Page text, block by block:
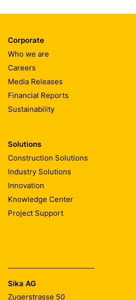
Corporate
Who we are
Careers
Media Releases
Financial Reports
Sustainability
Solutions
Construction Solutions
Industry Solutions
Innovation
Knowledge Center
Project Support
Sika AG
Zugerstrasse 50